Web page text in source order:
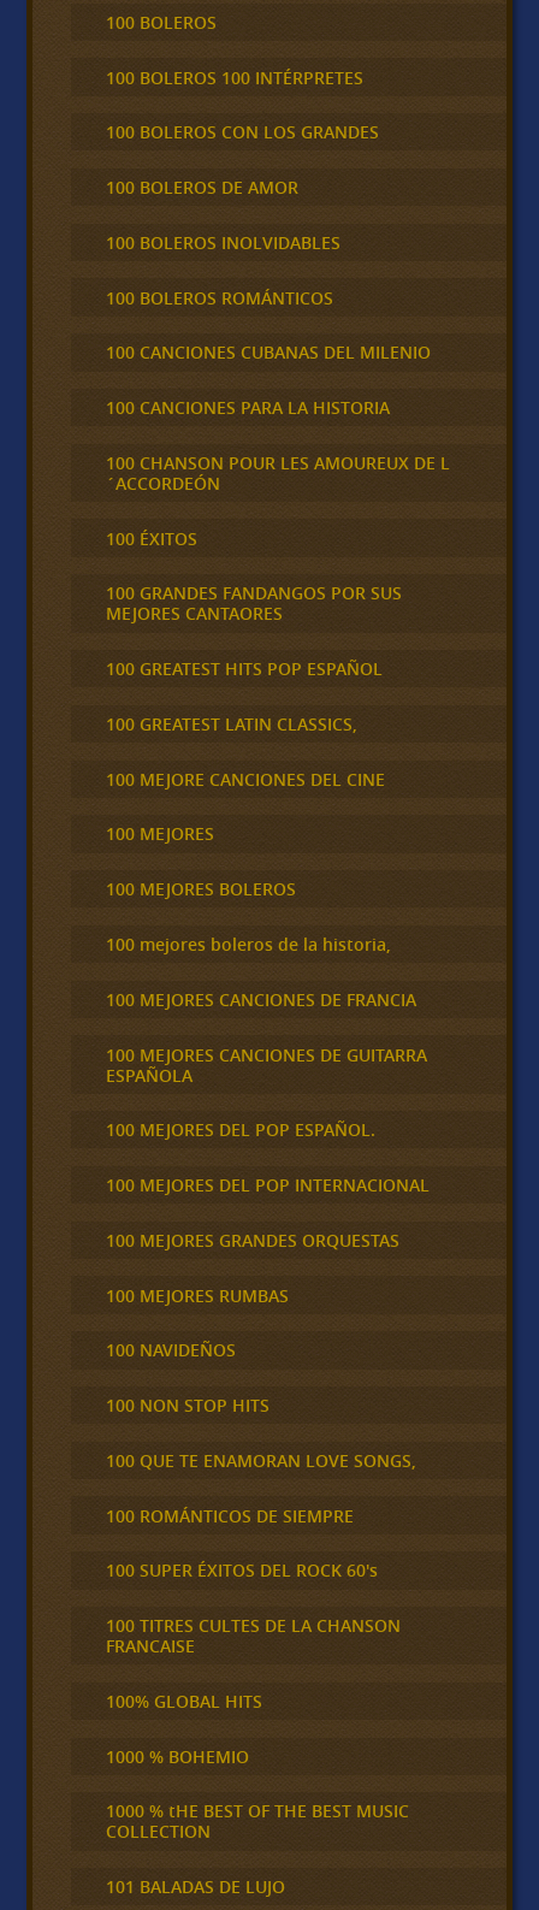
100 BOLEROS
100 BOLEROS 100 INTÉRPRETES
100 BOLEROS CON LOS GRANDES
100 BOLEROS DE AMOR
100 BOLEROS INOLVIDABLES
100 BOLEROS ROMÁNTICOS
100 CANCIONES CUBANAS DEL MILENIO
100 CANCIONES PARA LA HISTORIA
100 CHANSON POUR LES AMOUREUX DE L
´ACCORDEÓN
100 ÉXITOS
100 GRANDES FANDANGOS POR SUS
MEJORES CANTAORES
100 GREATEST HITS POP ESPAÑOL
100 GREATEST LATIN CLASSICS,
100 MEJORE CANCIONES DEL CINE
100 MEJORES
100 MEJORES BOLEROS
100 mejores boleros de la historia,
100 MEJORES CANCIONES DE FRANCIA
100 MEJORES CANCIONES DE GUITARRA
ESPAÑOLA
100 MEJORES DEL POP ESPAÑOL.
100 MEJORES DEL POP INTERNACIONAL
100 MEJORES GRANDES ORQUESTAS
100 MEJORES RUMBAS
100 NAVIDEÑOS
100 NON STOP HITS
100 QUE TE ENAMORAN LOVE SONGS,
100 ROMÁNTICOS DE SIEMPRE
100 SUPER ÉXITOS DEL ROCK 60's
100 TITRES CULTES DE LA CHANSON
FRANCAISE
100% GLOBAL HITS
1000 % BOHEMIO
1000 % tHE BEST OF THE BEST MUSIC
COLLECTION
101 BALADAS DE LUJO